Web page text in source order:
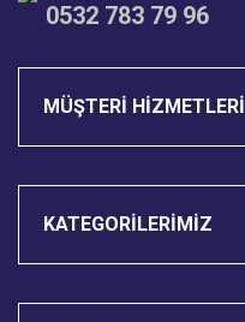
0532 783 79 96
MÜŞTERİ HİZMETLERİ
KATEGORİLERİMİZ